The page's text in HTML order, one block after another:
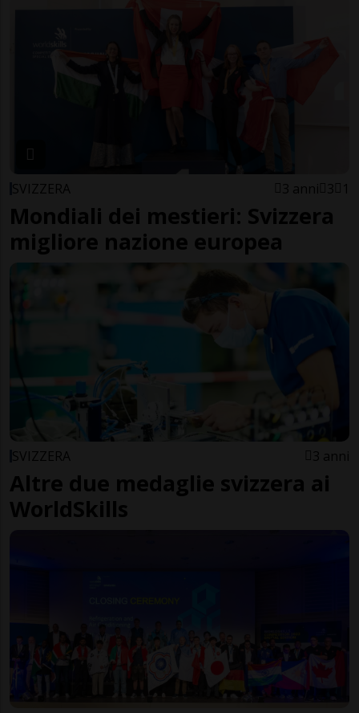
SVIZZERA 3 anni 3 1
Mondiali dei mestieri: Svizzera
migliore nazione europea
SVIZZERA 3 anni
Altre due medaglie svizzera ai
WorldSkills